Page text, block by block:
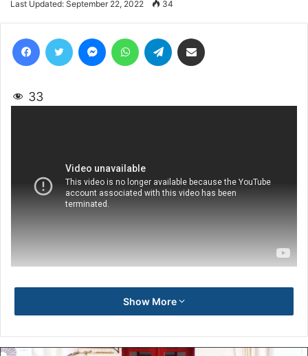
Last Updated: September 22, 2022 34
33
Show More